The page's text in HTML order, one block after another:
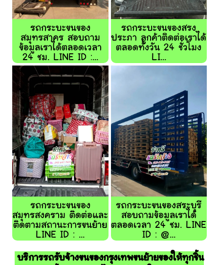
รถกระบะขนของ
สมุทรสาคร สอบถาม
ข้อมูลเราได้ตลอดเวลา
24 ชม. LINE ID :...
รถกระบะขนของสรง
ประภา ลูกค้าติดต่อเราได้
ตลอดทั้งวัน 24 ชั่วโมง
LI...
รถกระบะขนของ
สมุทรสงคราม ติดต่อและ
ติดตามสถานะการขนย้าย
LINE ID : ...
รถกระบะขนของสระบุรี
สอบถามข้อมูลเราได้
ตลอดเวลา 24 ชม. LINE
ID : @...
บริการรถรับจ้างขนของกรุงเทพขนย้ายของให้ทุกชิ้น